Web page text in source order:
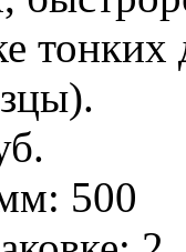
: 500